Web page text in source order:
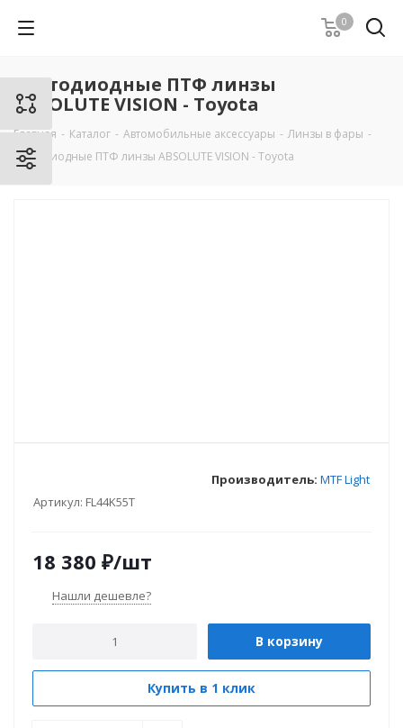
0
Светодиодные ПТФ линзы
ABSOLUTE VISION - Toyota
Главная - Каталог - Автомобильные аксессуары - Линзы в фары -
Светодиодные ПТФ линзы ABSOLUTE VISION - Toyota
Артикул: FL44K55T
Производитель: MTF Light
18 380 ₽/шт
Нашли дешевле?
В корзину
Купить в 1 клик